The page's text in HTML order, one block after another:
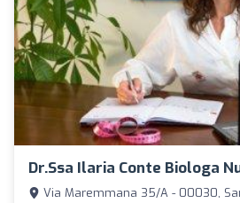
Dr.ssa Ilaria Conte Biologa
Via Maremmana 35/A - 00030,